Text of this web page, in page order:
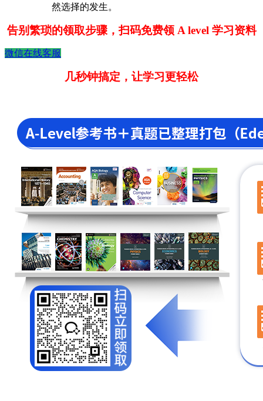
然选择的发生。
告别繁琐的领取步骤，扫码免费领 A level 学习资料
微信在线客服
几秒钟搞定，让学习更轻松